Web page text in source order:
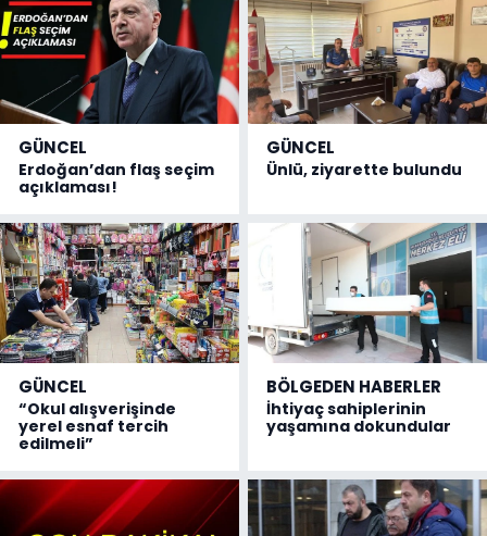
GÜNCEL
Erdoğan’dan flaş seçim
açıklaması!
GÜNCEL
Ünlü, ziyarette bulundu
GÜNCEL
“Okul alışverişinde
yerel esnaf tercih
edilmeli”
BÖLGEDEN HABERLER
İhtiyaç sahiplerinin
yaşamına dokundular